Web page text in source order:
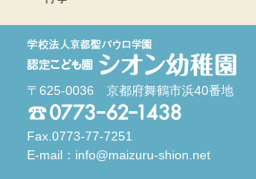
〒625-0036 京都府舞鶴市浜40番地
Fax.0773-77-7251
E-mail： info@maizuru-shion.net